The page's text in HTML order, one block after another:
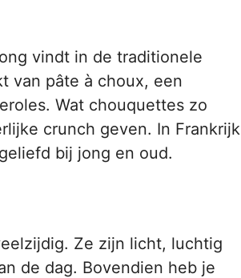
vindt in de traditionele
van pâte à choux, een
Wat chouquettes zo
crunch geven. In Frankrijk
bij jong en oud.
Ze zijn licht, luchtig
de dag. Bovendien heb je